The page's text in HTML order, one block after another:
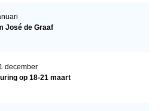
José de Graaf
december
op 18-21 maart